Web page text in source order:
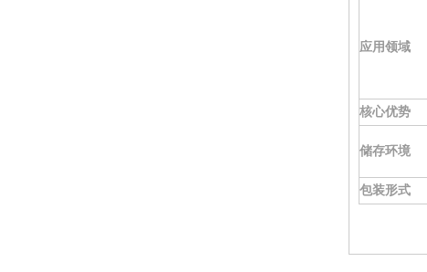
应用领域
核心优势
储存环境
包装形式